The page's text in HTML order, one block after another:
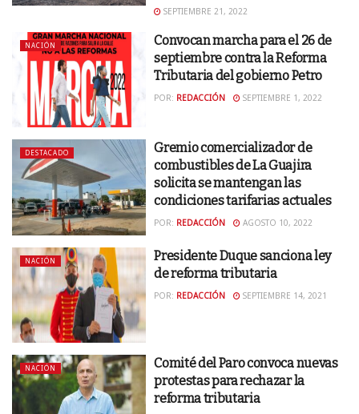
SEPTIEMBRE 21, 2022
NACIÓN
Convocan marcha para el 26 de
septiembre contra la Reforma
Tributaria del gobierno Petro
POR: REDACCIÓN SEPTIEMBRE 1, 2022
DESTACADO
Gremio comercializador de
combustibles de La Guajira
solicita se mantengan las
condiciones tarifarias actuales
POR: REDACCIÓN AGOSTO 10, 2022
NACIÓN
Presidente Duque sanciona ley
de reforma tributaria
POR: REDACCIÓN SEPTIEMBRE 14, 2021
NACIÓN
Comité del Paro convoca nuevas
protestas para rechazar la
reforma tributaria